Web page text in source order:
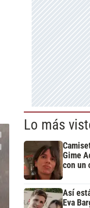
Lo más
Gime
con un
Así
Eva